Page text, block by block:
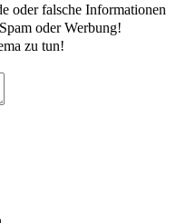
oder falsche Informationen
oder Werbung!
zu tun!